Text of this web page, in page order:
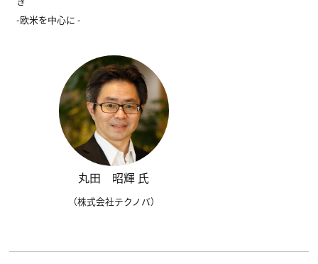
-欧米を中心に -
丸田 昭輝 氏
（株式会社テクノバ）